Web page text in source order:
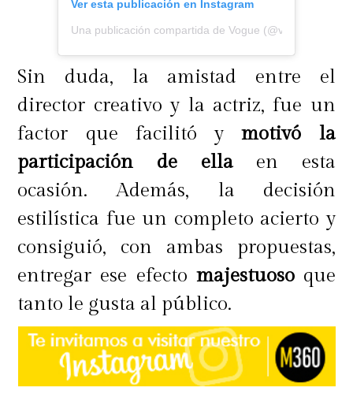
Ver esta publicación en Instagram
Una publicación compartida de Vogue
Sin duda, la amistad entre el
director creativo y la actriz, fue un
factor que facilitó ymotivó la
participación de ellaen esta
ocasión. Además, la decisión
estilística fue un completo acierto y
consiguió, con ambas propuestas,
entregar ese efecto majestuosoque
tanto le gusta al público.